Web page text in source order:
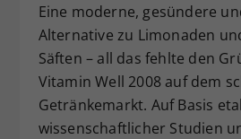
Eine moderne, gesündere
Alternative zu Limonaden
Säften – all das fehlte den
Vitamin Well 2008 auf dem
Getränkemarkt. Auf Basis
wissenschaftlicher Studien